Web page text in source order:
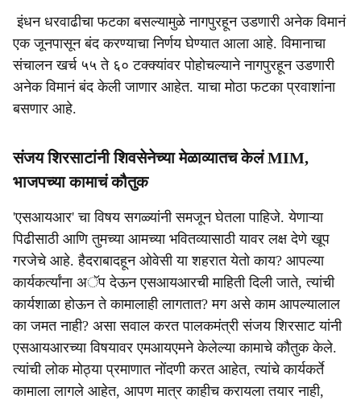
इंधन धरवाढीचा फटका बसल्यामुळे नागपुरहून उडणारी अनेक विमानं
एक जूनपासून बंद करण्याचा निर्णय घेण्यात आला आहे. विमानाचा
संचालन खर्च ५५ ते ६० टक्क्यांवर पोहोचल्याने नागपुरहून उडणारी
अनेक विमानं बंद केली जाणार आहेत. याचा मोठा फटका प्रवाशांना
बसणार आहे.
संजय शिरसाटांनी शिवसेनेच्या मेळाव्यातच केलं MIM,
भाजपच्या कामाचं कौतुक
'एसआयआर' चा विषय सगळ्यांनी समजून घेतला पाहिजे. येणाऱ्या
पिढीसाठी आणि तुमच्या आमच्या भवितव्यासाठी यावर लक्ष देणे खूप
गरजेचे आहे. हैदराबादहून ओवेसी या शहरात येतो काय? आपल्या
कार्यकर्त्यांना अॅप देऊन एसआयआरची माहिती दिली जाते, त्यांची
कार्यशाळा होऊन ते कामालाही लागतात? मग असे काम आपल्यालाल
का जमत नाही? असा सवाल करत पालकमंत्री संजय शिरसाट यांनी
एसआयआरच्या विषयावर एमआयएमने केलेल्या कामाचे कौतुक केले.
त्यांची लोक मोठ्या प्रमाणात नोंदणी करत आहेत, त्यांचे कार्यकर्ते
कामाला लागले आहेत, आपण मात्र काहीच करायला तयार नाही,